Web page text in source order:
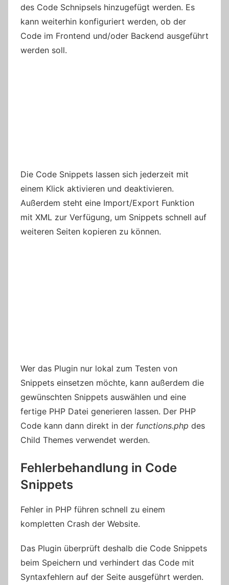
des Code Schnipsels hinzugefügt werden. Es
kann weiterhin konfiguriert werden, ob der
Code im Frontend und/oder Backend ausgeführt
werden soll.
Die Code Snippets lassen sich jederzeit mit
einem Klick aktivieren und deaktivieren.
Außerdem steht eine Import/Export Funktion
mit XML zur Verfügung, um Snippets schnell auf
weiteren Seiten kopieren zu können.
Wer das Plugin nur lokal zum Testen von
Snippets einsetzen möchte, kann außerdem die
gewünschten Snippets auswählen und eine
fertige PHP Datei generieren lassen. Der PHP
Code kann dann direkt in der functions.php des
Child Themes verwendet werden.
Fehlerbehandlung in Code
Snippets
Fehler in PHP führen schnell zu einem
kompletten Crash der Website.
Das Plugin überprüft deshalb die Code Snippets
beim Speichern und verhindert das Code mit
Syntaxfehlern auf der Seite ausgeführt werden.